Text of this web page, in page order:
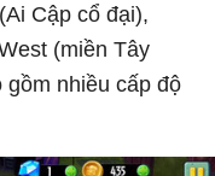
Cập cổ đại),
(miền Tây
gồm nhiều cấp độ